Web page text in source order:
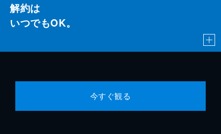
解約は
いつでもOK。
今すぐ観る